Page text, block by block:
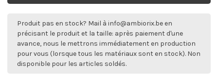
Produit pas en stock? Mail à info@ambiorix.be en
précisant le produit et la taille: après paiement d'une
avance, nous le mettrons immédiatement en production
pour vous (lorsque tous les matériaux sont en stock). Non
disponible pour les articles soldés.